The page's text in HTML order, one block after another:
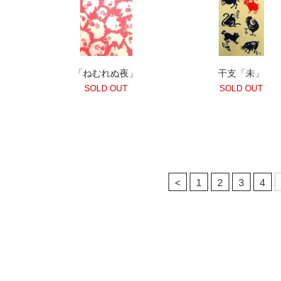
「ねむれぬ夜」
SOLD OUT
干支「未」
SOLD OUT
< 1 2 3 4